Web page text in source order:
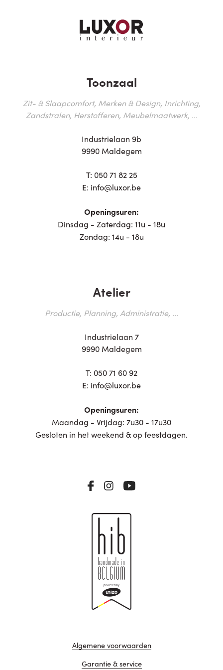
Toonzaal
Zit- & Slaapcomfort, Merken & Design, Inrichting,
Zandstralen, Herstofferen, Meubelmaatwerk, ...
Industrielaan 9b
9990 Maldegem
T: 050 71 82 25
E: info@luxor.be
Openingsuren:
Dinsdag - Zaterdag: 11u - 18u
Zondag: 14u - 18u
Atelier
Productie, Planning, Administratie, ...
Industrielaan 7
9990 Maldegem
T: 050 71 60 92
E: info@luxor.be
Openingsuren:
Maandag - Vrijdag: 7u30 - 17u30
Gesloten in het weekend & op feestdagen.
Algemene voorwaarden
Garantie & service